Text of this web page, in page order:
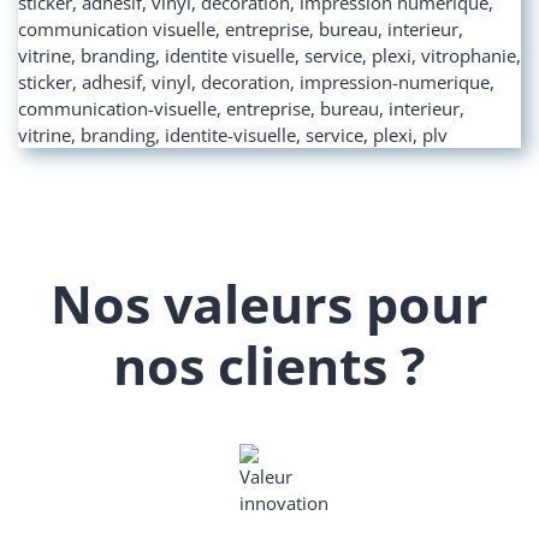
Nos valeurs pour
nos clients ?